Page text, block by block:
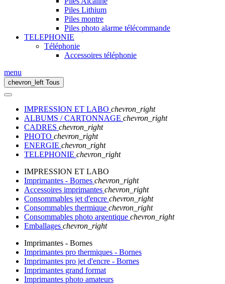
Piles Lithium
Piles montre
Piles photo alarme télécommande
TELEPHONIE
Téléphonie
Accessoires téléphonie
menu
chevron_left Tous
IMPRESSION ET LABO chevron_right
ALBUMS / CARTONNAGE chevron_right
CADRES chevron_right
PHOTO chevron_right
ENERGIE chevron_right
TELEPHONIE chevron_right
IMPRESSION ET LABO
Imprimantes - Bornes chevron_right
Accessoires imprimantes chevron_right
Consommables jet d'encre chevron_right
Consommables thermique chevron_right
Consommables photo argentique chevron_right
Emballages chevron_right
Imprimantes - Bornes
Imprimantes pro thermiques - Bornes
Imprimantes pro jet d'encre - Bornes
Imprimantes grand format
Imprimantes photo amateurs